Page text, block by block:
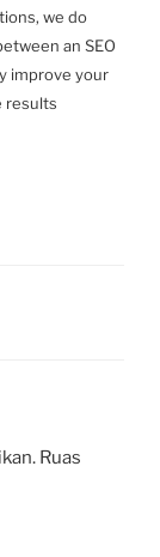
we do
an SEO
improve your
results
Ruas